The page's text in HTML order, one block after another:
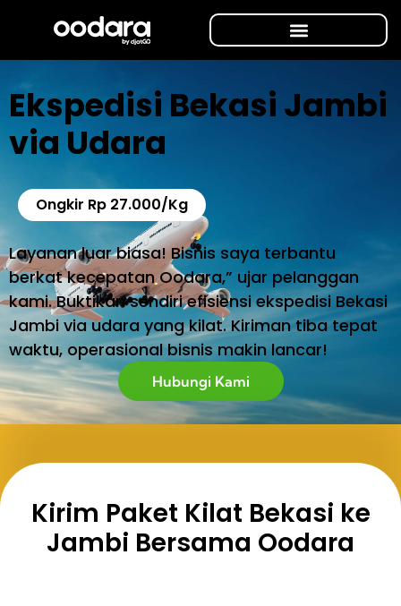
Ekspedisi Bekasi Jambi
via Udara
Ongkir Rp 27.000/Kg
Layanan luar biasa! Bisnis saya terbantu
berkat kecepatan Oodara,” ujar pelanggan
kami. Buktikan sendiri efisiensi ekspedisi Bekasi
Jambi via udara yang kilat. Kiriman tiba tepat
waktu, operasional bisnis makin lancar!
Hubungi Kami
Kirim Paket Kilat Bekasi ke
Jambi Bersama Oodara